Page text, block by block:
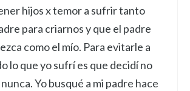
hijos x temor a sufrir tanto
para criarnos y que el padre
como el mío. Para evitarle a
lo que yo sufrí es que decidí no
Yo busqué a mi padre hace